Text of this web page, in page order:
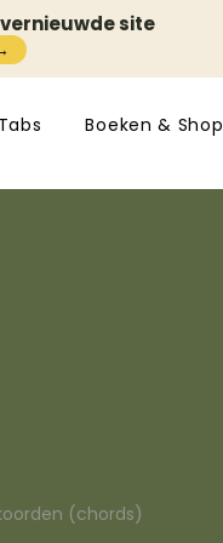
site
Boeken & Shop
(chords)